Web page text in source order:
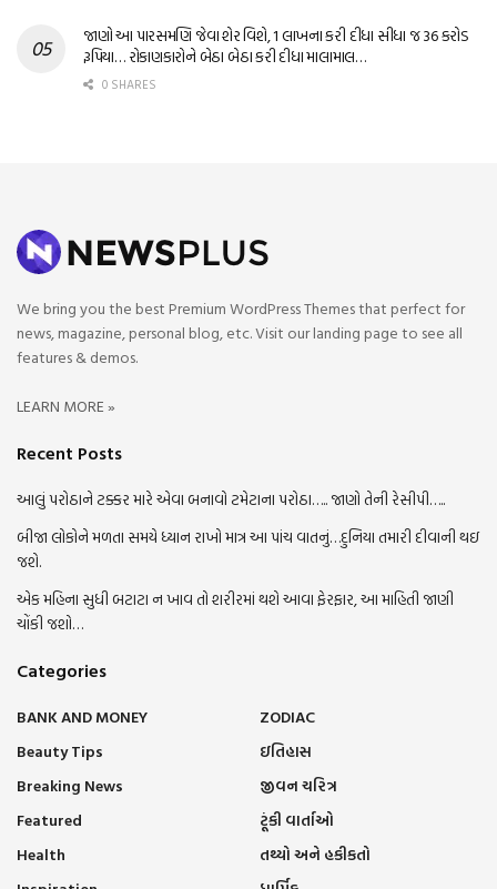
જાણો આ પારસમણિ જેવા શેર વિશે, 1 લાખના કરી દીધા સીધા જ 36 કરોડ
રૂપિયા… રોકાણકારોને બેઠા બેઠા કરી દીધા માલામાલ…
0 SHARES
We bring you the best Premium WordPress Themes that perfect for
news, magazine, personal blog, etc. Visit our landing page to see all
features & demos.
LEARN MORE »
Recent Posts
આલું પરોઠાને ટક્કર મારે એવા બનાવો ટમેટાના પરોઠા….. જાણો તેની રેસીપી…..
બીજા લોકોને મળતા સમયે ધ્યાન રાખો માત્ર આ પાંચ વાતનું…દુનિયા તમારી દીવાની થઇ
જશે.
એક મહિના સુધી બટાટા ન ખાવ તો શરીરમાં થશે આવા ફેરફાર, આ માહિતી જાણી
ચોંકી જશો…
Categories
BANK AND MONEY
Beauty Tips
Breaking News
Featured
Health
ZODIAC
ઇતિહાસ
જીવન ચરિત્ર
ટૂંકી વાર્તાઓ
તથ્યો અને હકીકતો